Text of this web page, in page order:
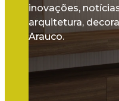
inovações,
arquitetura,
Arauco.